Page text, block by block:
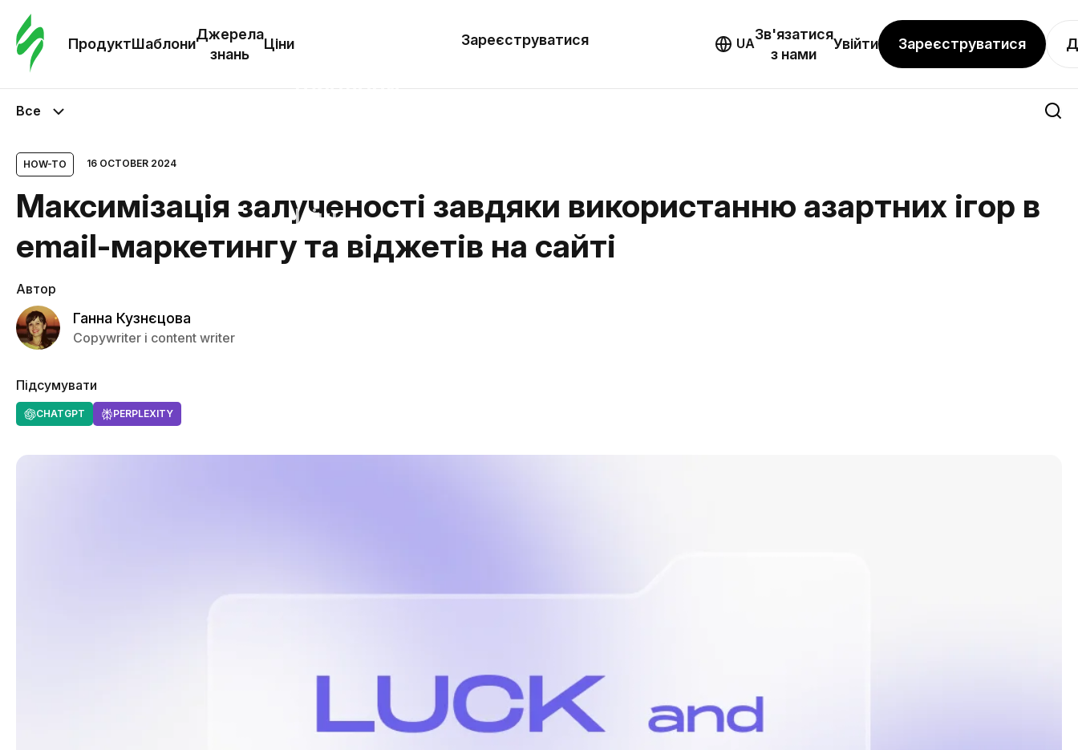
ПродуктШаблони
Джерела
знань
Ціни
Шаблони
Ціни
Зареєструватися UA
Зв'язатися
з нами
Увійти Зареєструватися
Все
HOW-TO 16 OCTOBER 2024
Максимізація залученості завдяки використанню азартних ігор в
email-маркетингу та віджетів на сайті
Автор
Ганна Кузнєцова
Copywriter і content writer
Підсумувати
CHATGPT PERPLEXITY